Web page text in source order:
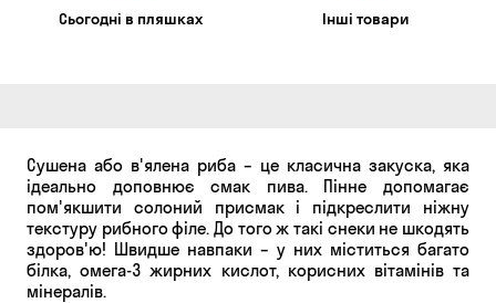
Сьогодні в пляшках Інші товари
Сушена або в'ялена риба – це класична закуска, яка
ідеально доповнює смак пива. Пінне допомагає
пом'якшити солоний присмак і підкреслити ніжну
текстуру рибного філе. До того ж такі снеки не шкодять
здоров'ю! Швидше навпаки – у них міститься багато
білка, омега-3 жирних кислот, корисних вітамінів та
мінералів.